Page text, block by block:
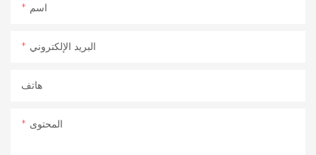
اسم
البريد الإلكتروني
هاتف
المحتوى